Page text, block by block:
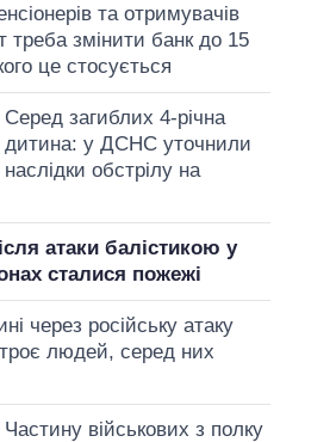
та отримувачів
треба змінити банк до 15
це стосується
Серед загиблих 4-річна
дитина: у ДСНС уточнили
наслідки обстрілу на
атаки балістикою у
сталися пожежі
через російську атаку
людей, серед них
Частину військових з полку